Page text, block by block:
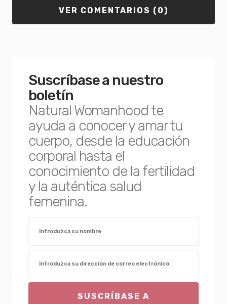
VER COMENTARIOS (0)
Suscríbase a nuestro
boletín
Natural Womanhood te
ayuda a conocer y amar tu
cuerpo, desde la educación
corporal hasta el
conocimiento de la fertilidad
y la auténtica salud
femenina.
SUSCRÍBASE A